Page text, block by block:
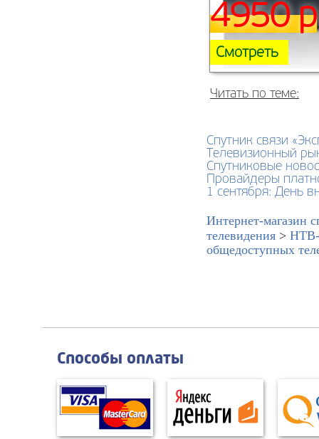
Смотреть
4950 р
Читать по теме:
Спутник связи
Телевизионный
Спутниковые
Провайдеры
1 сентября: День
Интернет-магазин
телевидения > НТВ-
общедоступных
Способы оплаты